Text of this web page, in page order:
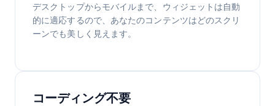
デスクトップからモバイルまで、ウィジェットは自動
的に適応するので、あなたのコンテンツはどのスクリ
ーンでも美しく見えます。
コーディング不要